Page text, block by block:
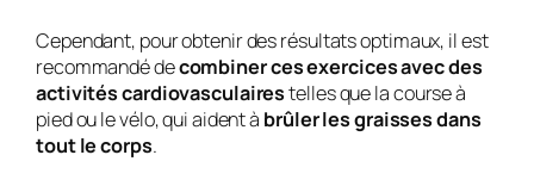
Cependant, pour obtenir des résultats optimaux, il est
recommandé decombiner ces exercices avec des
activités cardiovasculairestelles que la course à
pied ou le vélo, qui aident à brûler les graisses dans
tout le corps.